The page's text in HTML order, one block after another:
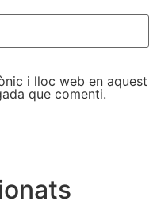
i lloc web en aquest
que comenti.